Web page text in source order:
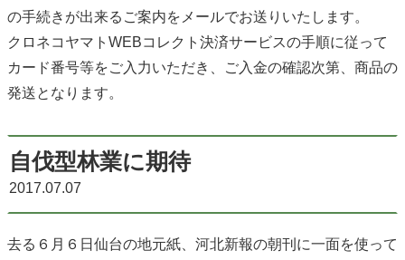
の手続きが出来るご案内をメールでお送りいたします。
クロネコヤマトWEBコレクト決済サービスの手順に従って
カード番号等をご入力いただき、ご入金の確認次第、商品の
発送となります。
自伐型林業に期待
2017.07.07
去る６月６日仙台の地元紙、河北新報の朝刊に一面を使って